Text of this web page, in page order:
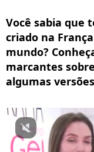
Você sabia que
criado na
mundo?
marcantes
algumas